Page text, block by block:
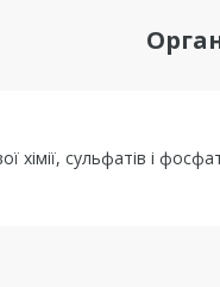
хімії, сульфатів і